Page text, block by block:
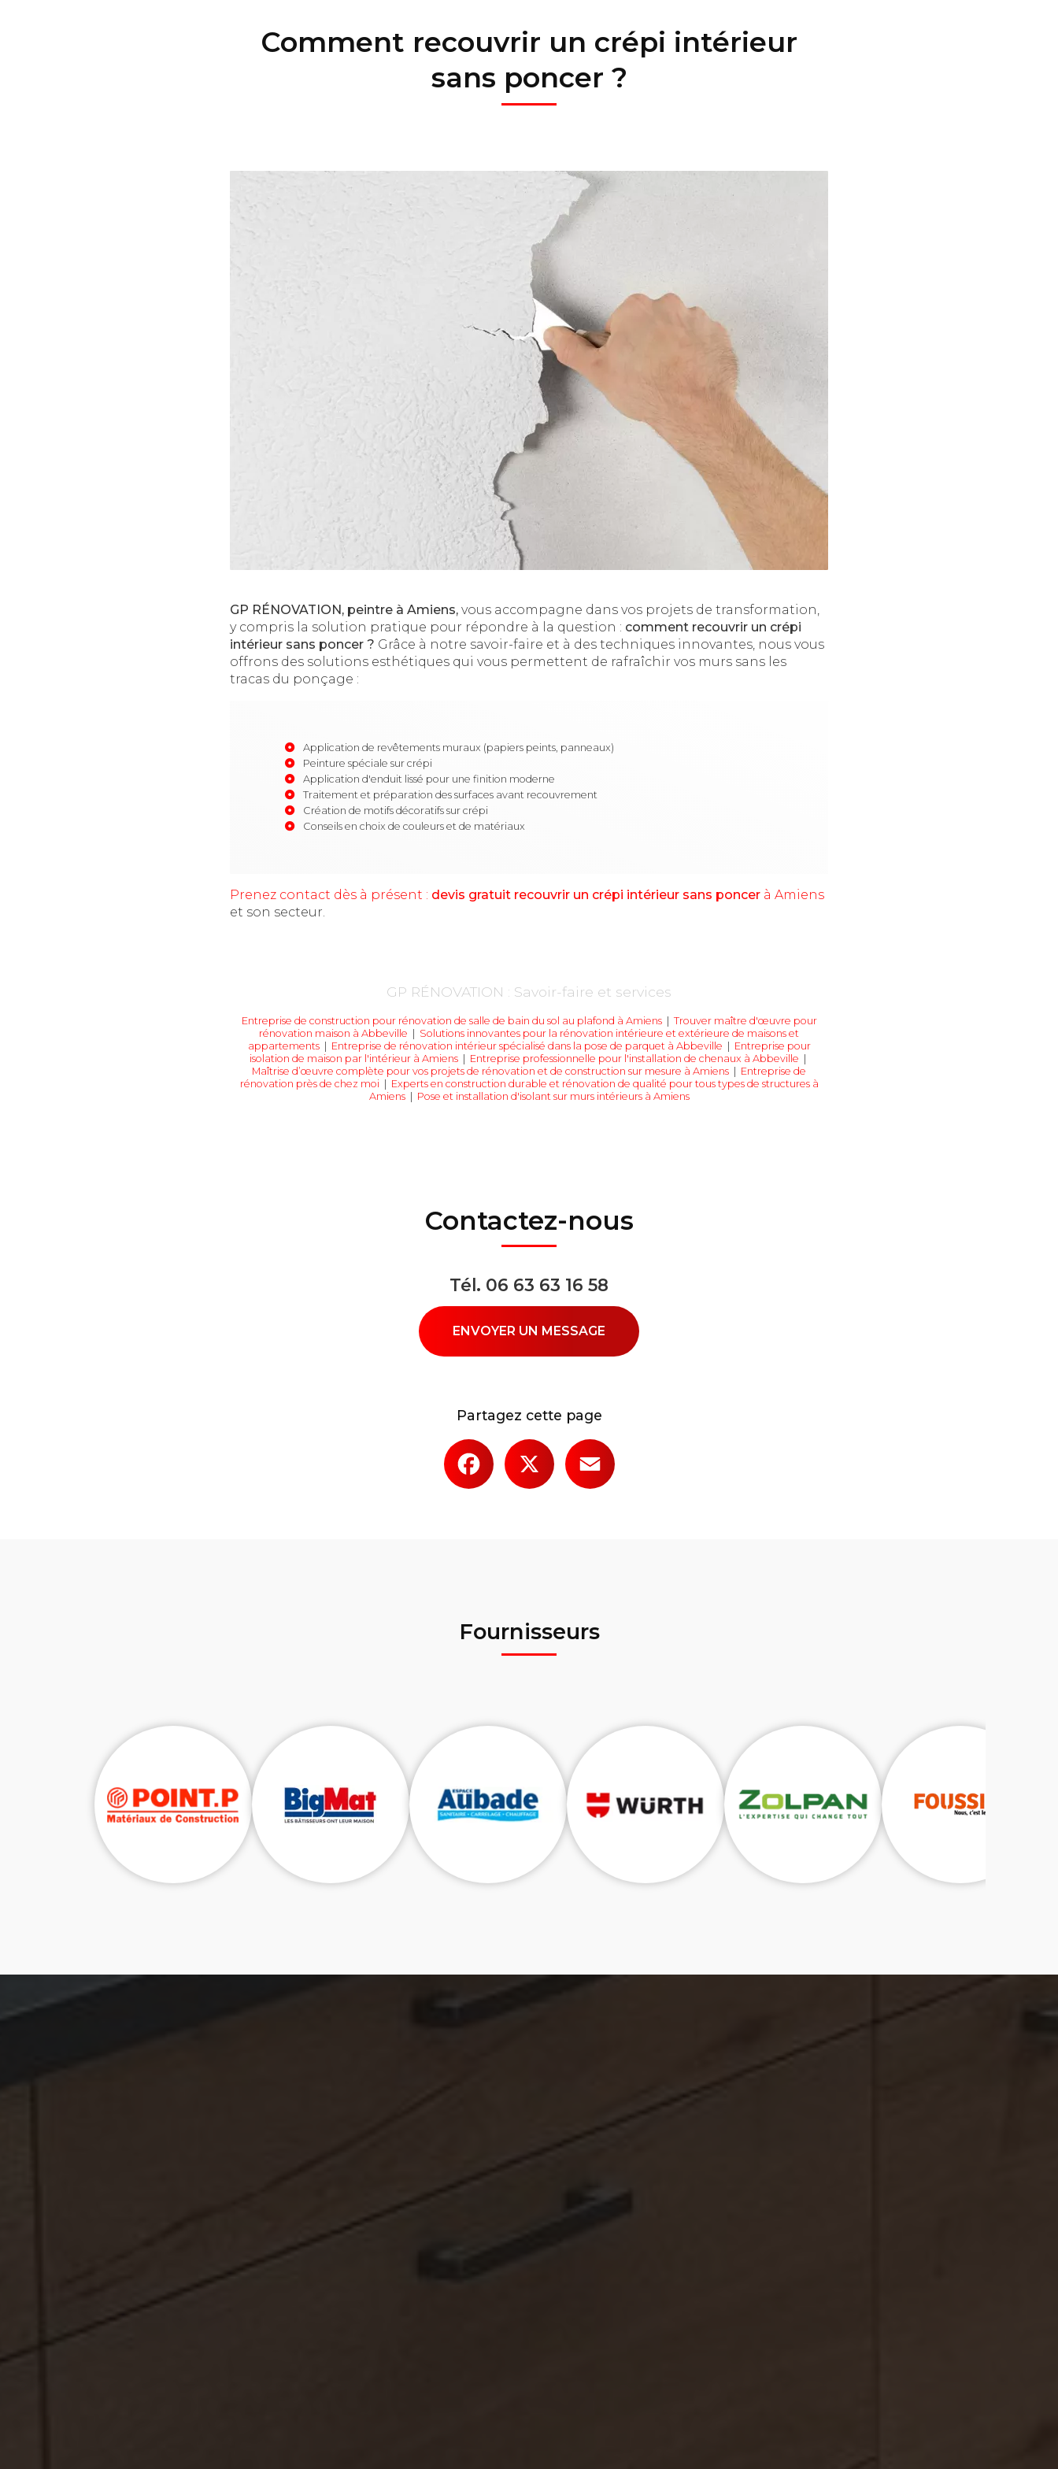
Comment recouvrir un crépi intérieur
sans poncer ?
GP RÉNOVATION, peintre à Amiens, vous accompagne dans vos projets de transformation,
y compris la solution pratique pour répondre à la question : comment recouvrir un crépi
intérieur sans poncer ? Grâce à notre savoir-faire et à des techniques innovantes, nous vous
offrons des solutions esthétiques qui vous permettent de rafraîchir vos murs sans les
tracas du ponçage :
Application de revêtements muraux (papiers peints, panneaux)
Peinture spéciale sur crépi
Application d'enduit lissé pour une finition moderne
Traitement et préparation des surfaces avant recouvrement
Création de motifs décoratifs sur crépi
Conseils en choix de couleurs et de matériaux
Prenez contact dès à présent : devis gratuit recouvrir un crépi intérieur sans poncer à Amiens
et son secteur.
GP RÉNOVATION : Savoir-faire et services
Entreprise de construction pour rénovation de salle de bain du sol au plafond à Amiens| Trouver maître d'œuvre pour
rénovation maison à Abbeville
Solutions innovantes pour la rénovation intérieure et extérieure de maisons et
appartements| Entreprise de rénovation intérieur spécialisé dans la pose de parquet à Abbeville
Entreprise pour
isolation de maison par l'intérieur à Amiens
Entreprise professionnelle pour l'installation de chenaux à Abbeville
Maîtrise d’œuvre complète pour vos projets de rénovation et de construction sur mesure à Amiens
Entreprise de
rénovation près de chez moi| Experts en construction durable et rénovation de qualité pour tous types de structures à
Amiens| Pose et installation d'isolant sur murs intérieurs à Amiens
Contactez-nous
Tél. 06 63 63 16 58
ENVOYER UN MESSAGE
Partagez cette page
Facebook
Fournisseurs